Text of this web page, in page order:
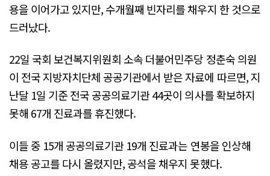
용을 이어가고 있지만, 수개월째 빈자리를 채우지 한 것으로
드러났다.
22일 국회 보건복지위원회 소속 더불어민주당 정춘숙 의원
이 전국 지방자치단체 공공기관에서 받은 자료에 따르면, 지
난달 1일 기준 전국 공공의료기관 44곳이 의사를 확보하지
못해 67개 진료과를 휴진했다.
이들 중 15개 공공의료기관 19개 진료과는 연봉을 인상해
채용 공고를 다시 올렸지만, 공석을 채우지 못했다.